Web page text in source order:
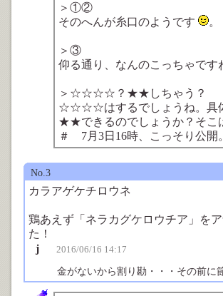
＞①②
そのへんが糸口のようです
。
＞③
仰る通り、なんのこっちゃで
＞☆☆☆☆？★★しちゃう？
☆☆☆☆はするでしょうね。具
★★できるのでしょうか？そこ
＃ 7月3日16時、こっそり公開。
No.3
カラアゲケチロウネ
鶏あえず「ネラカグケロウチア」を
た！
j
2016/06/16 14:17
金がないから割り勘・・・その前